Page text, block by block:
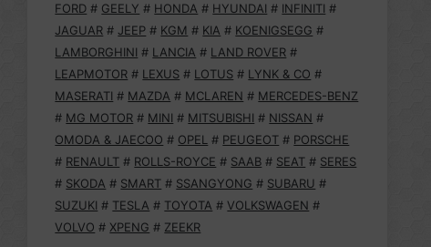
FORD # GEELY # HONDA # HYUNDAI # INFINITI #
JAGUAR # JEEP # KGM # KIA # KOENIGSEGG #
LAMBORGHINI # LANCIA # LAND ROVER #
LEAPMOTOR # LEXUS # LOTUS # LYNK & CO #
MASERATI # MAZDA # MCLAREN # MERCEDES-BENZ
# MG MOTOR # MINI # MITSUBISHI # NISSAN #
OMODA & JAECOO # OPEL # PEUGEOT # PORSCHE
# RENAULT # ROLLS-ROYCE # SAAB # SEAT # SERES
# SKODA # SMART # SSANGYONG # SUBARU #
SUZUKI # TESLA # TOYOTA # VOLKSWAGEN #
VOLVO # XPENG # ZEEKR